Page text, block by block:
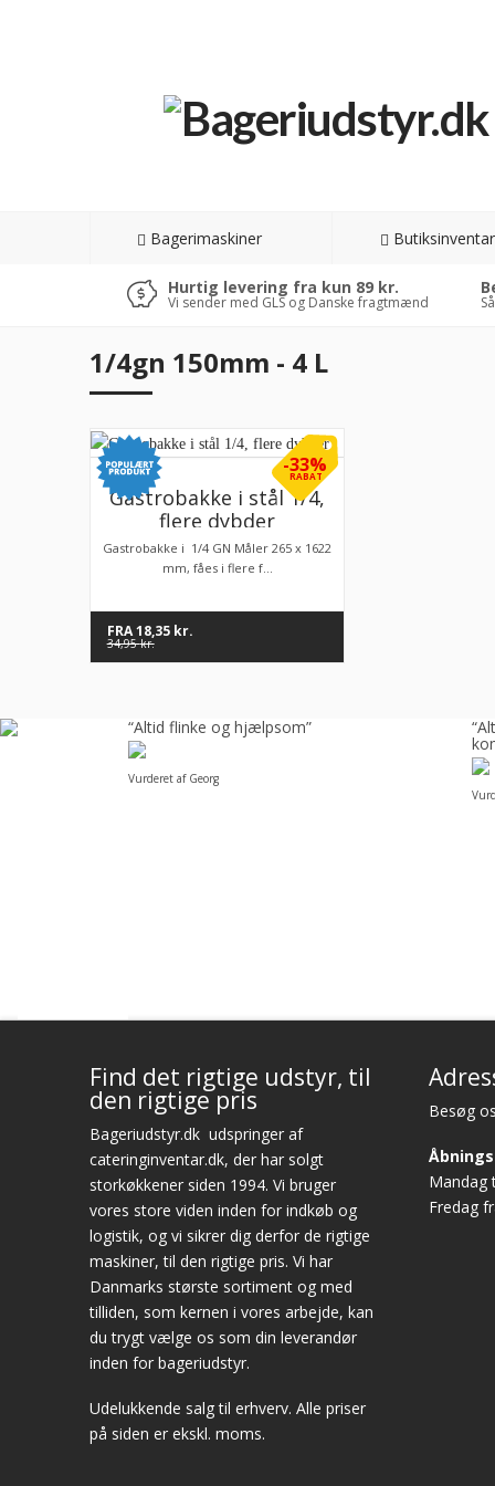
Bagerimaskiner Butiksinventar
Hurtig levering fra kun 89 kr.
Vi sender med GLS og Danske fragtmænd
1/4gn 150mm - 4 L
-33%
RABAT
Gastrobakke i stål 1/4,
flere dybder
Gastrobakke i 1/4 GN Måler 265 x 1622
mm, fåes i flere f...
FRA18,35 kr.
34,95kr.
“Altid flinke og hjælpsom”
Vurderet af Georg
Find det rigtige udstyr, til
den rigtige pris
Bageriudstyr.dk udspringer af
cateringinventar.dk, der har solgt
storkøkkener siden 1994. Vi bruger
vores store viden inden for indkøb og
logistik, og vi sikrer dig derfor de rigtige
maskiner, til den rigtige pris. Vi har
Danmarks største sortiment og med
tilliden, som kernen i vores arbejde, kan
du trygt vælge os som din leverandør
inden for bageriudstyr.
Udelukkende salg til erhverv. Alle priser
på siden er ekskl. moms.
Besøg
Mandag
Fredag